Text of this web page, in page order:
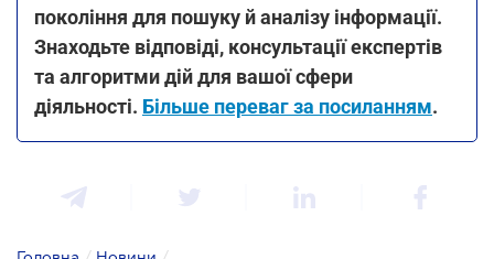
покоління для пошуку й аналізу інформації.
Знаходьте відповіді, консультації експертів
та алгоритми дій для вашої сфери
діяльності. Більше переваг за посиланням.